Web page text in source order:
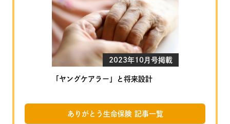
2023年10月号掲載
「ヤングケアラー」と将来設計
ありがとう生命保険 記事一覧